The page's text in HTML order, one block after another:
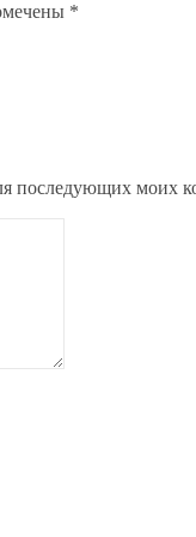
*
последующих моих